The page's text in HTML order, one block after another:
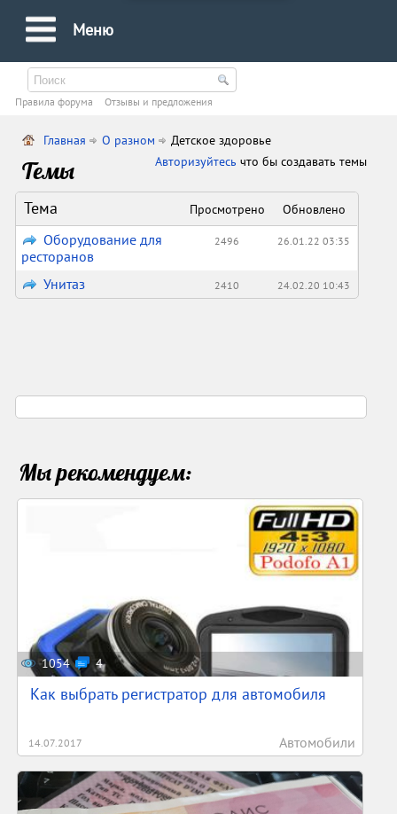
Меню
Правила форума Oтзывы и предложения
Главная О разном
Детское здоровье
Авторизуйтесь что бы создавать темы
Темы
Тема Просмотрено Обновлено
Оборудование для
ресторанов
2496 26.01.22 03:35
Унитаз 2410 24.02.20 10:43
Мы рекомендуем:
1054 4
Как выбрать регистратор для автомобиля
14.07.2017 Автомобили